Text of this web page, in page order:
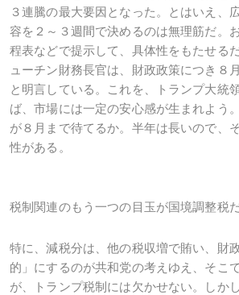
３連騰の最大要因となった。とはいえ、
容を２～３週間で決めるのは無理筋だ。
程表などで提示して、具体性をもたせる
ューチン財務長官は、財政政策につき８
と明言している。これを、トランプ大統
ば、市場には一定の安心感が生まれよう
が８月まで待てるか。半年は長いので、
性がある。
税制関連のもう一つの目玉が国境調整税だ
特に、減税分は、他の税収増で賄い、財
的」にするのが共和党の考えゆえ、そこ
が、トランプ税制には欠かせない。しか